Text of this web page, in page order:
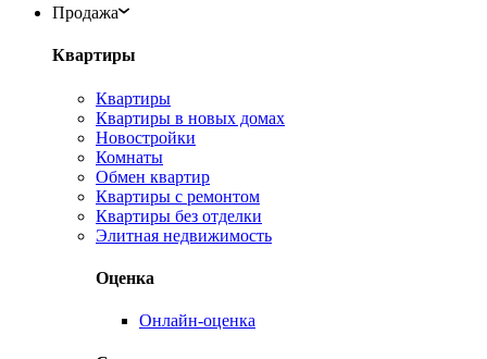
Продажа
Квартиры
Квартиры
Квартиры в новых домах
Новостройки
Комнаты
Обмен квартир
Квартиры с ремонтом
Квартиры без отделки
Элитная недвижимость
Оценка
Онлайн-оценка